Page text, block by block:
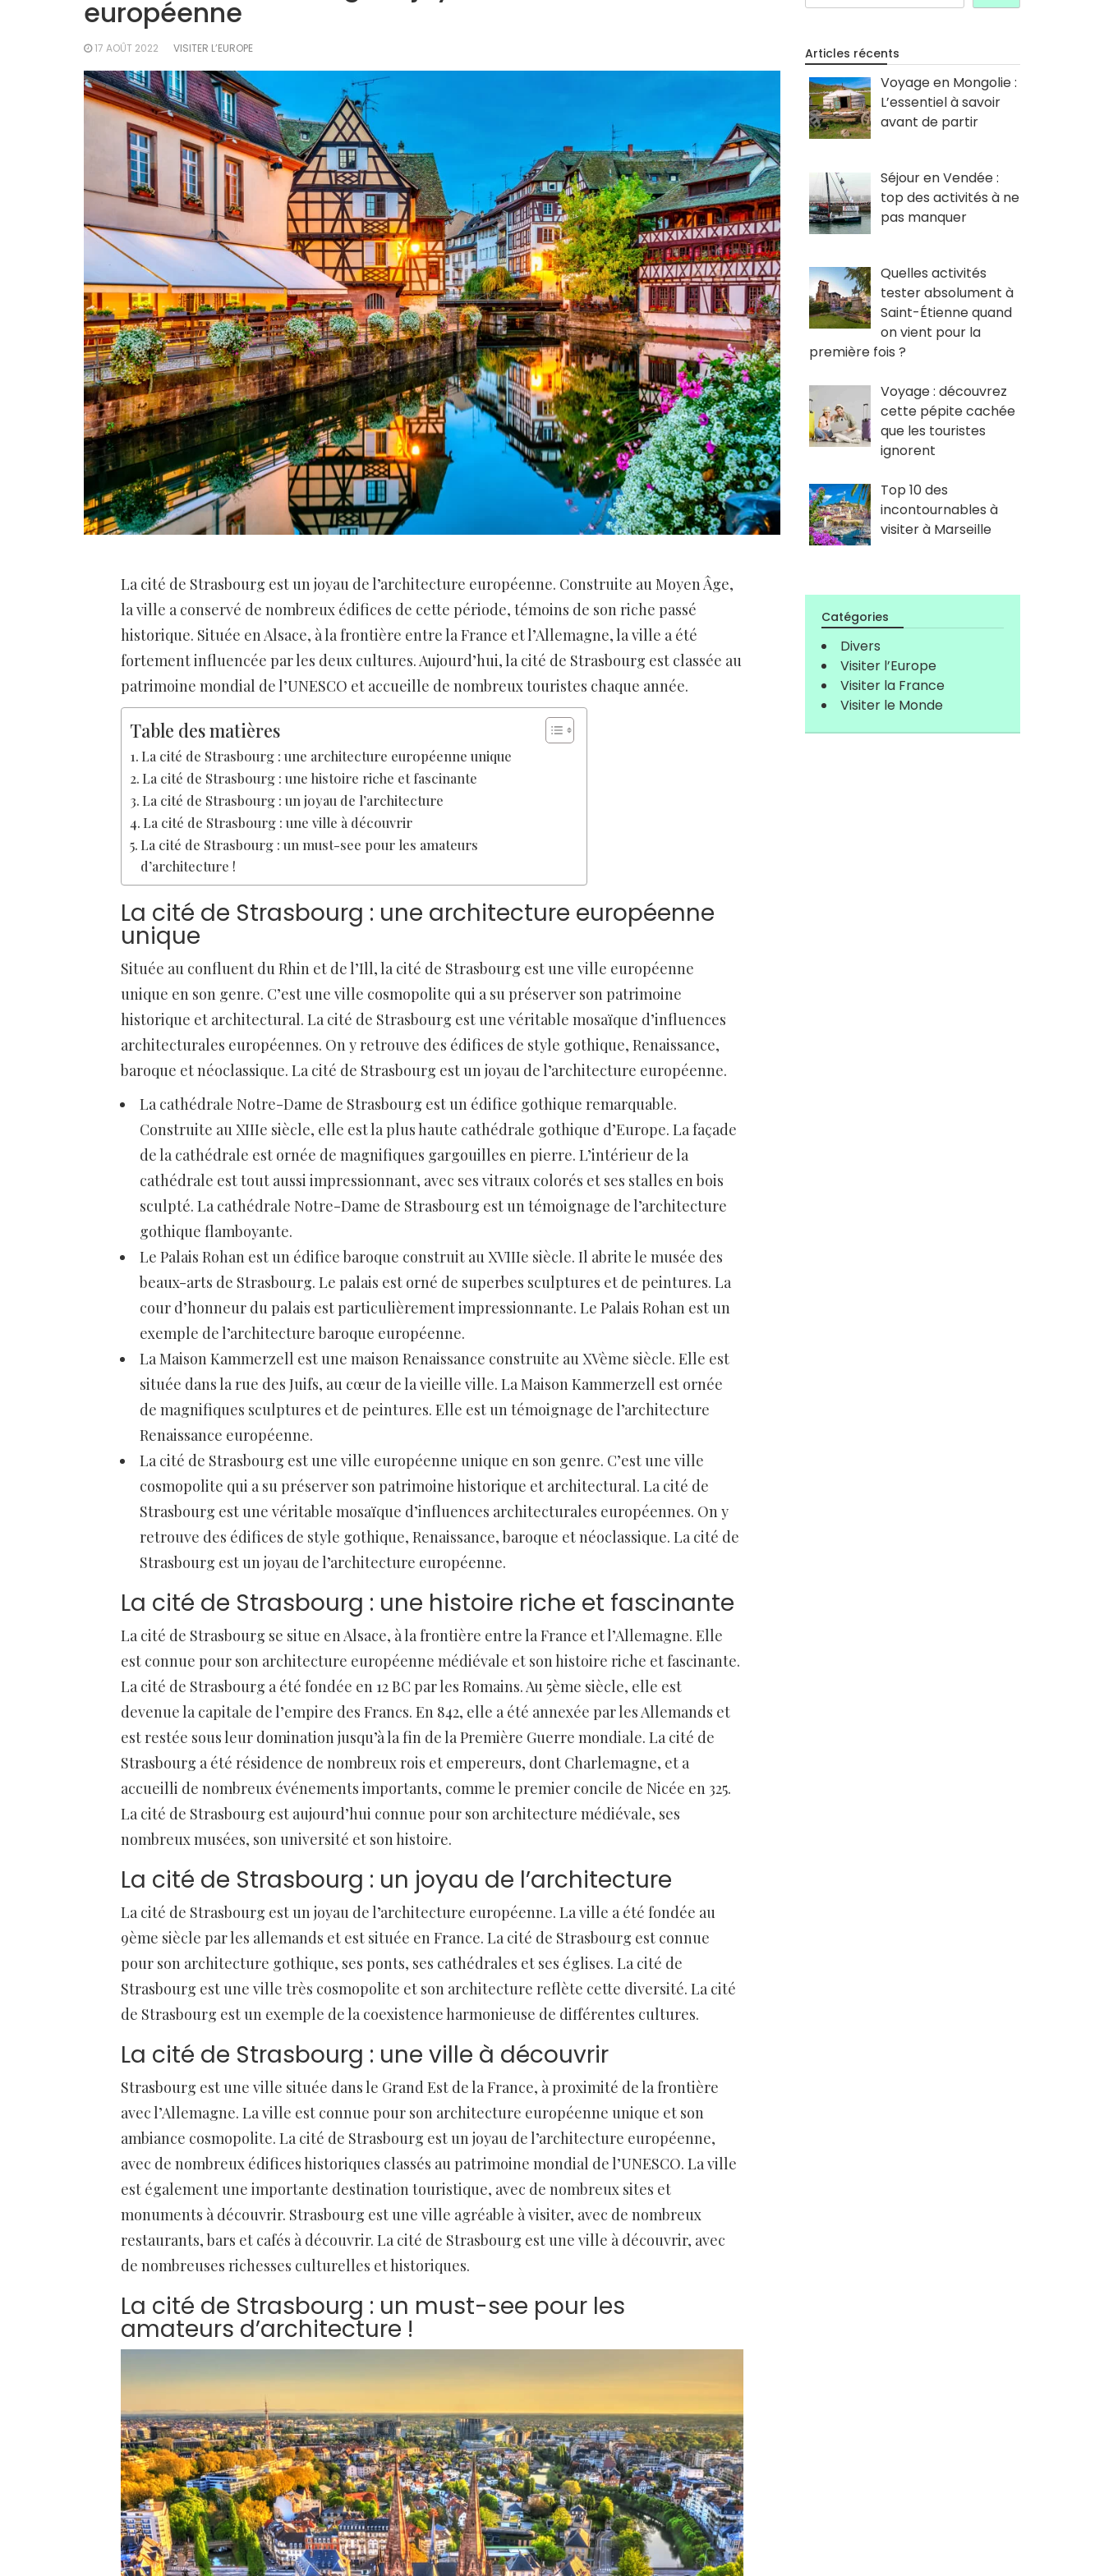
européenne
17 AOÛT 2022 VISITER L’EUROPE
La cité de Strasbourg est un joyau de l’architecture européenne. Construite au Moyen Âge,
la ville a conservé de nombreux édifices de cette période, témoins de son riche passé
historique. Située en Alsace, à la frontière entre la France et l’Allemagne, la ville a été
fortement influencée par les deux cultures. Aujourd’hui, la cité de Strasbourg est classée au
patrimoine mondial de l’UNESCO et accueille de nombreux touristes chaque année.
Table des matières
La cité de Strasbourg : une architecture européenne unique
La cité de Strasbourg : une histoire riche et fascinante
La cité de Strasbourg : un joyau de l’architecture
La cité de Strasbourg : une ville à découvrir
La cité de Strasbourg : un must-see pour les amateurs
d’architecture !
La cité de Strasbourg : une architecture européenne
unique
Située au confluent du Rhin et de l’Ill, la cité de Strasbourg est une ville européenne
unique en son genre. C’est une ville cosmopolite qui a su préserver son patrimoine
historique et architectural. La cité de Strasbourg est une véritable mosaïque d’influences
architecturales européennes. On y retrouve des édifices de style gothique, Renaissance,
baroque et néoclassique. La cité de Strasbourg est un joyau de l’architecture européenne.
La cathédrale Notre-Dame de Strasbourg est un édifice gothique remarquable.
Construite au XIIIe siècle, elle est la plus haute cathédrale gothique d’Europe. La façade
de la cathédrale est ornée de magnifiques gargouilles en pierre. L’intérieur de la
cathédrale est tout aussi impressionnant, avec ses vitraux colorés et ses stalles en bois
sculpté. La cathédrale Notre-Dame de Strasbourg est un témoignage de l’architecture
gothique flamboyante.
Le Palais Rohan est un édifice baroque construit au XVIIIe siècle. Il abrite le musée des
beaux-arts de Strasbourg. Le palais est orné de superbes sculptures et de peintures. La
cour d’honneur du palais est particulièrement impressionnante. Le Palais Rohan est un
exemple de l’architecture baroque européenne.
La Maison Kammerzell est une maison Renaissance construite au XVème siècle. Elle est
située dans la rue des Juifs, au cœur de la vieille ville. La Maison Kammerzell est ornée
de magnifiques sculptures et de peintures. Elle est un témoignage de l’architecture
Renaissance européenne.
La cité de Strasbourg est une ville européenne unique en son genre. C’est une ville
cosmopolite qui a su préserver son patrimoine historique et architectural. La cité de
Strasbourg est une véritable mosaïque d’influences architecturales européennes. On y
retrouve des édifices de style gothique, Renaissance, baroque et néoclassique. La cité de
Strasbourg est un joyau de l’architecture européenne.
La cité de Strasbourg : une histoire riche et fascinante
La cité de Strasbourg se situe en Alsace, à la frontière entre la France et l’Allemagne. Elle
est connue pour son architecture européenne médiévale et son histoire riche et fascinante.
La cité de Strasbourg a été fondée en 12 BC par les Romains. Au 5ème siècle, elle est
devenue la capitale de l’empire des Francs. En 842, elle a été annexée par les Allemands et
est restée sous leur domination jusqu’à la fin de la Première Guerre mondiale. La cité de
Strasbourg a été résidence de nombreux rois et empereurs, dont Charlemagne, et a
accueilli de nombreux événements importants, comme le premier concile de Nicée en 325.
La cité de Strasbourg est aujourd’hui connue pour son architecture médiévale, ses
nombreux musées, son université et son histoire.
La cité de Strasbourg : un joyau de l’architecture
La cité de Strasbourg est un joyau de l’architecture européenne. La ville a été fondée au
9ème siècle par les allemands et est située en France. La cité de Strasbourg est connue
pour son architecture gothique, ses ponts, ses cathédrales et ses églises. La cité de
Strasbourg est une ville très cosmopolite et son architecture reflète cette diversité. La cité
de Strasbourg est un exemple de la coexistence harmonieuse de différentes cultures.
La cité de Strasbourg : une ville à découvrir
Strasbourg est une ville située dans le Grand Est de la France, à proximité de la frontière
avec l’Allemagne. La ville est connue pour son architecture européenne unique et son
ambiance cosmopolite. La cité de Strasbourg est un joyau de l’architecture européenne,
avec de nombreux édifices historiques classés au patrimoine mondial de l’UNESCO. La ville
est également une importante destination touristique, avec de nombreux sites et
monuments à découvrir. Strasbourg est une ville agréable à visiter, avec de nombreux
restaurants, bars et cafés à découvrir. La cité de Strasbourg est une ville à découvrir, avec
de nombreuses richesses culturelles et historiques.
La cité de Strasbourg : un must-see pour les
amateurs d’architecture !
Articles récents
Voyage en Mongolie :
L’essentiel à savoir
avant de partir
Séjour en Vendée :
top des activités à ne
pas manquer
Quelles activités
tester absolument à
Saint-Étienne quand
on vient pour la
première fois ?
Voyage : découvrez
cette pépite cachée
que les touristes
ignorent
Top 10 des
incontournables à
visiter à Marseille
Catégories
Divers
Visiter l’Europe
Visiter la France
Visiter le Monde